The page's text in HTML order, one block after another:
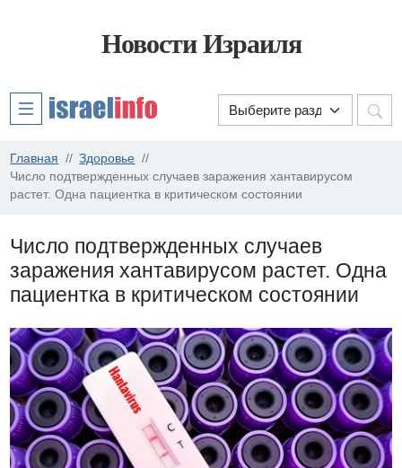
Новости Израиля
Главная
Здоровье
Число подтвержденных случаев заражения хантавирусом
растет. Одна пациентка в критическом состоянии
Число подтвержденных случаев
заражения хантавирусом растет. Одна
пациентка в критическом состоянии